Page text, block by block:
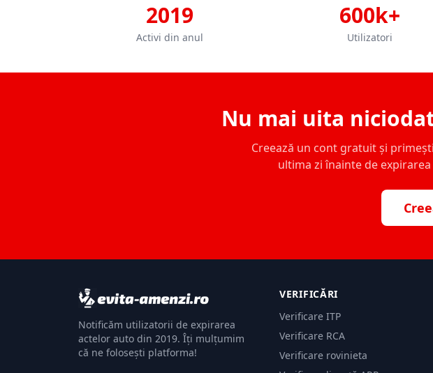
2019
Activi din anul
600k+
Utilizatori
Nu mai uita
Creează un cont gratuit și
ultima zi înainte de expirarea
Notificăm utilizatorii de expirarea
actelor auto din 2019. Îți mulțumim
că ne folosești platforma!
VERIFICĂRI
Verificare ITP
Verificare RCA
Verificare rovinieta